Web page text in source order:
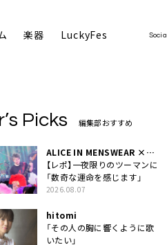
楽器 LuckyFes Social
Picks 編集部おすすめ
ALICE IN MENSWEAR ×
MASCHERA
【レポ】一夜限りのツーマンに
「数奇な運命を感じます」
2026.08.07
hitomi
「その人の胸に響くように歌
いたい」